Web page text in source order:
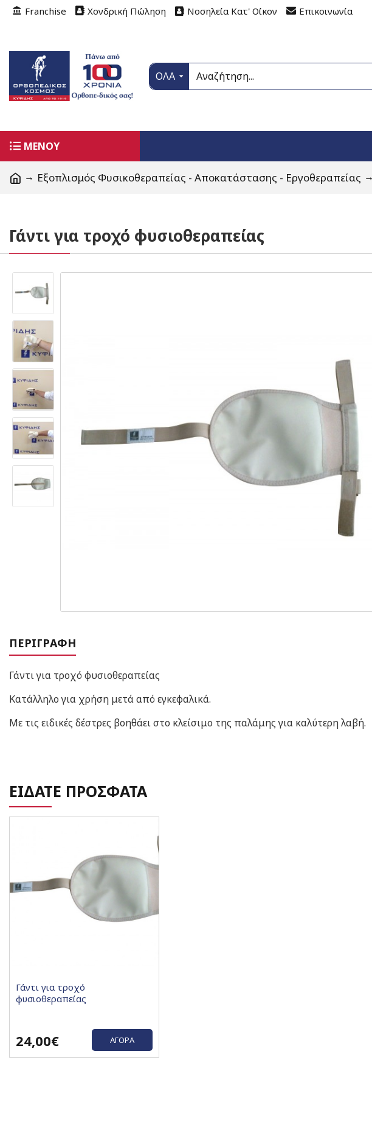
Franchise Χονδρική Πώληση Νοσηλεία Κατ' Οίκον Επικοινωνία
ΟΛΑ
ΜΕΝΟΥ
Εξοπλισμός Φυσικοθεραπείας - Αποκατάστασης - Εργοθεραπείας
Γάντι για τροχό φυσιοθεραπείας
ΠΕΡΙΓΡΑΦΉ
Γάντι για τροχό φυσιοθεραπείας
Κατάλληλο για χρήση μετά από εγκεφαλικά.
Με τις ειδικές δέστρες βοηθάει στο κλείσιμο της παλάμης για καλύτερη λαβή.
ΕΙΔΑΤΕ ΠΡΟΣΦΑΤΑ
Γάντι για τροχό
φυσιοθεραπείας
24,00€ ΑΓΟΡΆ